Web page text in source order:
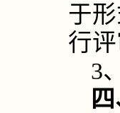
于
行
3